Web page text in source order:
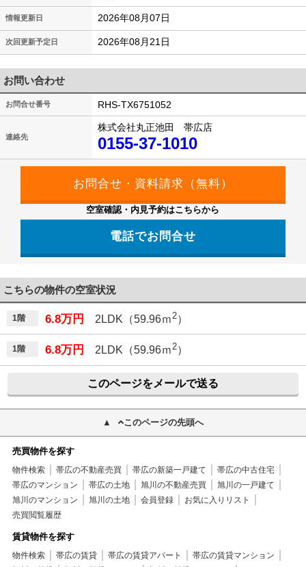
情報更新日 2026年08月07日
次回更新予定日 2026年08月21日
お問い合わせ
お問合せ番号 RHS-TX6751052
連絡先
株式会社丸正池田 帯広店
0155-37-1010
空室確認・内見予約はこちらから
電話でお問合せ
こちらの物件の空室状況
1階 6.8万円 2LDK（59.96ｍ2）
1階 6.8万円 2LDK（59.96ｍ2）
このページをメールで送る
このページの先頭へ
売買物件を探す
物件検索 帯広の不動産売買 帯広の新築一戸建て
帯広の中古住宅
帯広のマンション
帯広の土地 旭川の不動産売買
旭川の一戸建て
旭川のマンション
旭川の土地 会員登録
お気に入りリスト
売買閲覧履歴
賃貸物件を探す
物件検索 帯広の賃貸 帯広の賃貸アパート
帯広の賃貸マンション